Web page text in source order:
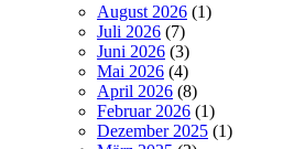
August 2026 (1)
Juli 2026 (7)
Juni 2026 (3)
Mai 2026 (4)
April 2026 (8)
Februar 2026 (1)
Dezember 2025 (1)